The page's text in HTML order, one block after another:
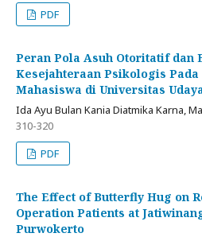
PDF
Peran Pola Asuh Otoritatif dan
Kesejahteraan Psikologis
Mahasiswa di Universitas
Ida Ayu Bulan Kania Diatmika Karna,
310-320
PDF
The Effect of Butterfly Hug on
Operation Patients at
Purwokerto